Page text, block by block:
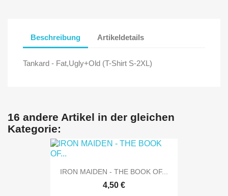
Beschreibung Artikeldetails
Tankard - Fat,Ugly+Old (T-Shirt S-2XL)
16 andere Artikel in der gleichen
Kategorie:
IRON MAIDEN - THE BOOK OF...
4,50 €